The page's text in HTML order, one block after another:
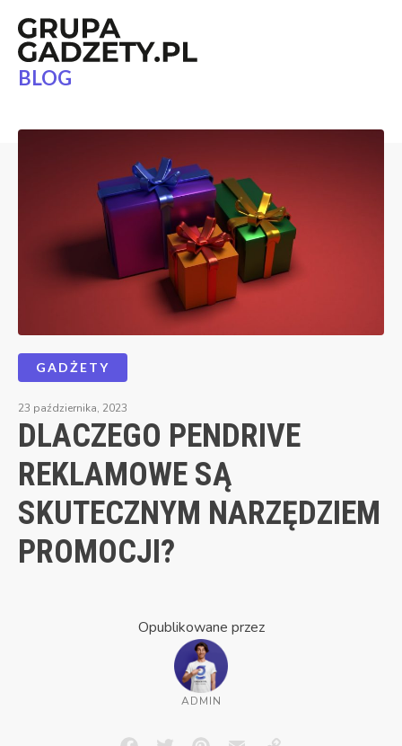
BLOG
GADŻETY
23 października, 2023
DLACZEGO PENDRIVE
REKLAMOWE SĄ
SKUTECZNYM NARZĘDZIEM
PROMOCJI?
Opublikowane przez
ADMIN